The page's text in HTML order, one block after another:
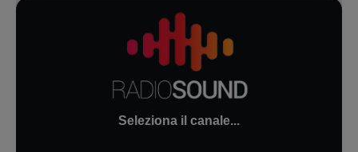
Seleziona il canale...